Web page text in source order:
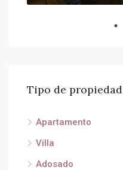
Tipo de propiedad
Apartamento
Villa
Adosado